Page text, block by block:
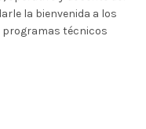
la bienvenida a los
programas técnicos